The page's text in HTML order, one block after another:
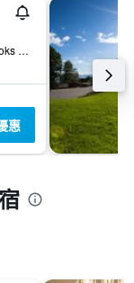
Gideonvegen 2, Postboks 98, 莫爾德, 默勒魯姆斯達爾郡, 挪威
惠